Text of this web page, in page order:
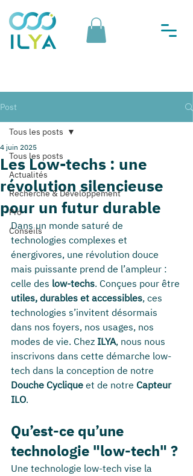
Post
Tous les posts
Actualités
Recherche & Développement
Pro
Conseils
Tous les posts
Les Low-techs : une
révolution silencieuse
pour un futur durable
4 juin 2025
Dans un monde saturé de
technologies complexes et
énergivores, une révolution douce
mais puissante prend de l’ampleur :
celle des low-techs. Conçues pour être
utiles, durables et accessibles, ces
technologies s’invitent désormais
dans nos foyers, nos usages, nos
modes de vie. Chez ILYA, nous nous
inscrivons dans cette démarche low-
tech dans la conception de notre
Douche Cyclique et de notre Capteur
ILO.
Qu’est-ce qu’une
technologie "low-tech" ?
Une technologie low-tech vise la